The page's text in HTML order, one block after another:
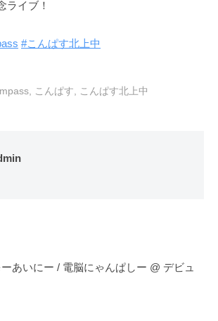
ライブ！
#こんぱす北上中
, こんぱす, こんぱす北上中
あいにー / 電脳にゃんぱしー @ デビュ